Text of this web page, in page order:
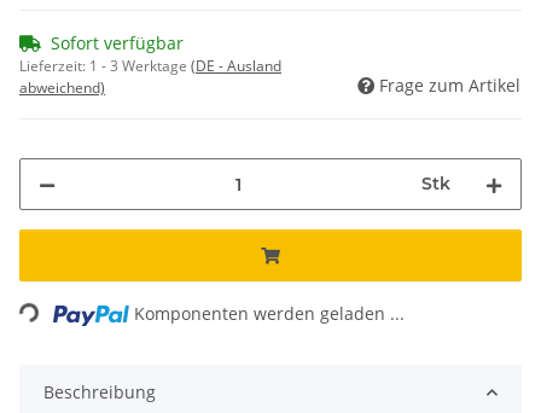
Sofort verfügbar
Lieferzeit: 1 - 3 Werktage (DE - Ausland
abweichend)
Frage zum Artikel
Stk
Komponenten werden geladen ...
Beschreibung